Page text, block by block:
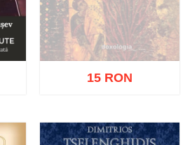
Stoc epuizat
15 RON